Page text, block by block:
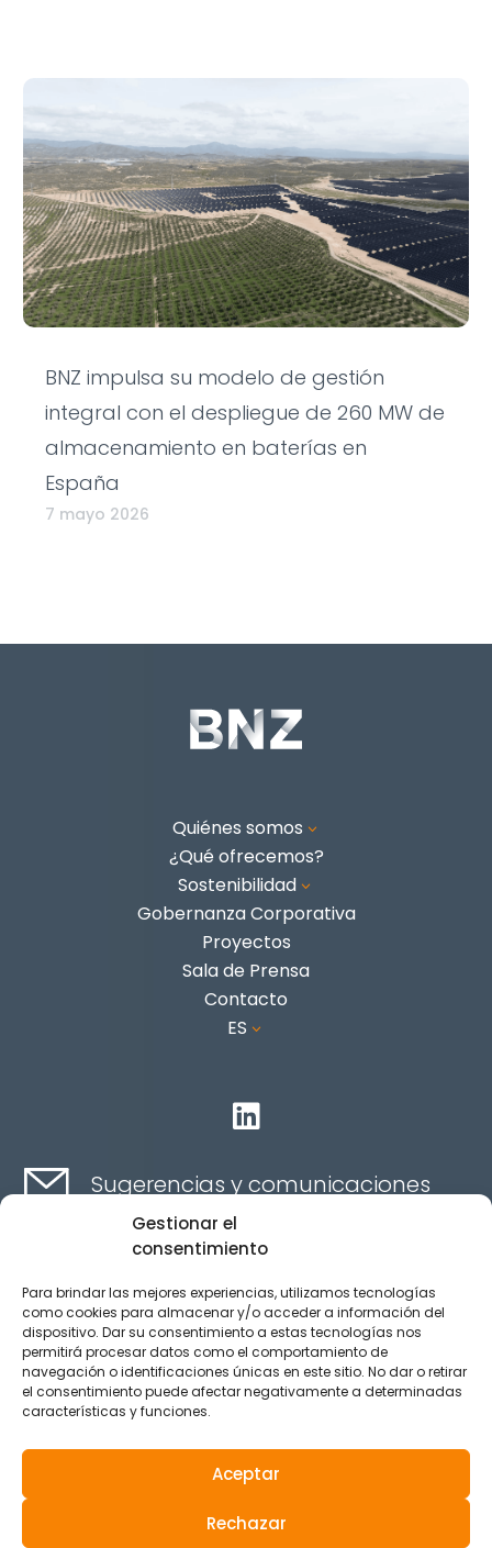
Gestionar el
consentimiento
Para brindar las mejores experiencias, utilizamos tecnologías
como cookies para almacenar y/o acceder a información del
dispositivo. Dar su consentimiento a estas tecnologías nos
permitirá procesar datos como el comportamiento de
navegación o identificaciones únicas en este sitio. No dar o retirar
el consentimiento puede afectar negativamente a determinadas
características y funciones.
Aceptar
Rechazar
BNZ impulsa su modelo de gestión
integral con el despliegue de 260 MW de
almacenamiento en baterías en
España
7 mayo 2026
Quiénes somos 3
¿Qué ofrecemos?
Sostenibilidad 3
Gobernanza Corporativa
Proyectos
Sala de Prensa
Contacto
ES 3

Sugerencias y comunicaciones
Canal Ético
Aviso legal
Política de privacidad
Política de Cookies